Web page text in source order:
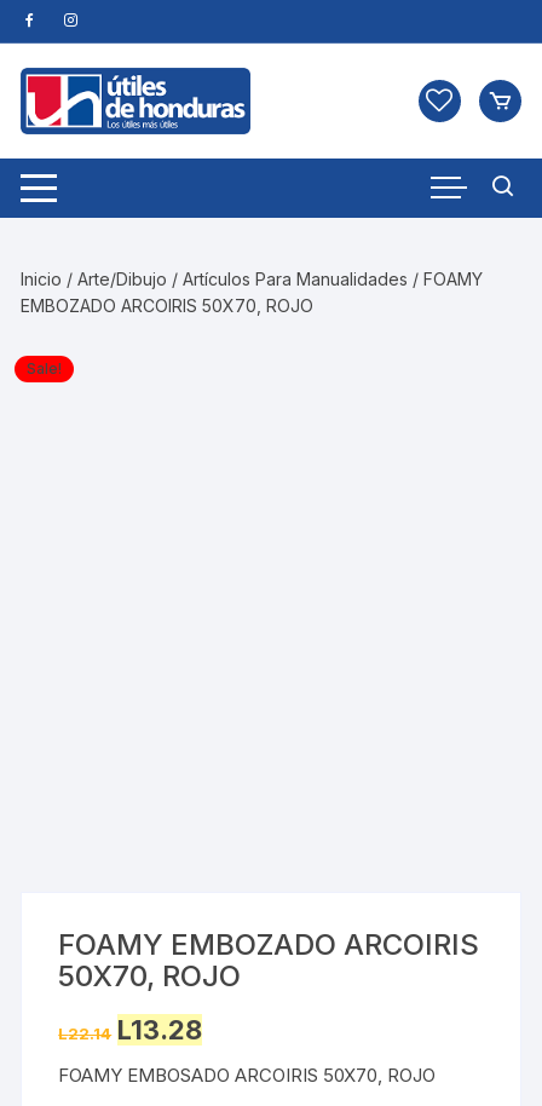
Skip
to
content
Inicio /Arte/Dibujo /Artículos Para Manualidades / FOAMY
EMBOZADO ARCOIRIS 50X70, ROJO
Sale!
FOAMY EMBOZADO ARCOIRIS
50X70, ROJO
L22.14 Original
price
L22.14.
L13.28price
L13.28.
FOAMY EMBOSADO ARCOIRIS 50X70, ROJO